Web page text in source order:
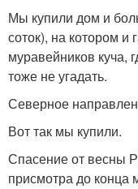
Мы купили дом и
соток), на котором и
муравейников куча,
тоже не угадать.
Северное
Вот так мы купили.
Спасение от весны
присмотра до конца